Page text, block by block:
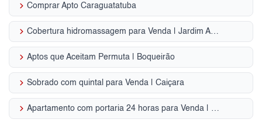
keyboard_arrow_right Comprar Apto Caraguatatuba
keyboard_arrow_right Cobertura hidromassagem para Venda | Jardim Astúrias
keyboard_arrow_right Aptos que Aceitam Permuta | Boqueirão
keyboard_arrow_right Sobrado com quintal para Venda | Caiçara
keyboard_arrow_right Apartamento com portaria 24 horas para Venda | Guilhermina